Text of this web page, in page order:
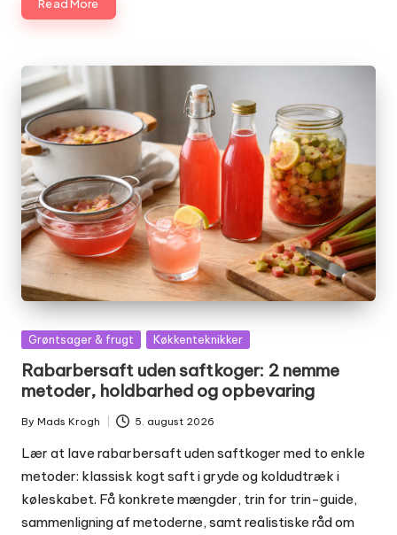
Read More
Posted
Grøntsager & frugt Køkkenteknikker
Rabarbersaft uden saftkoger: 2 nemme
metoder, holdbarhed og opbevaring
Posted
by
By Mads Krogh 5. august 2026
Lær at lave rabarbersaft uden saftkoger med to enkle
metoder: klassisk kogt saft i gryde og koldudtræk i
køleskabet. Få konkrete mængder, trin for trin-guide,
sammenligning af metoderne, samt realistiske råd om